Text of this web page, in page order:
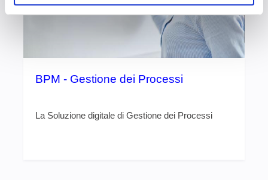
BPM - Gestione dei Processi
La Soluzione digitale di Gestione dei Processi